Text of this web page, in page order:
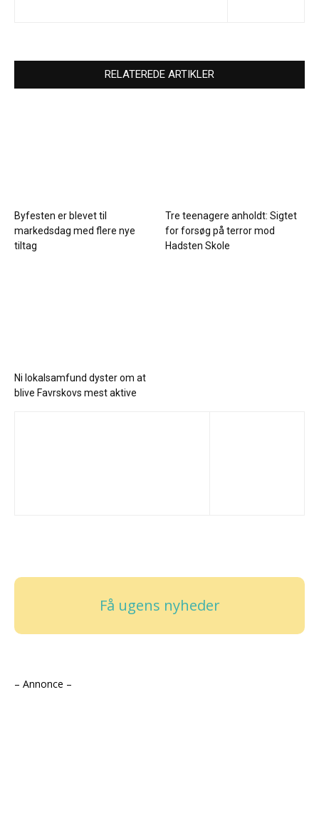
RELATEREDE ARTIKLER
Byfesten er blevet til
markedsdag med flere nye
tiltag
Tre teenagere anholdt: Sigtet
for forsøg på terror mod
Hadsten Skole
Ni lokalsamfund dyster om at
blive Favrskovs mest aktive
Få ugens nyheder
– Annonce –